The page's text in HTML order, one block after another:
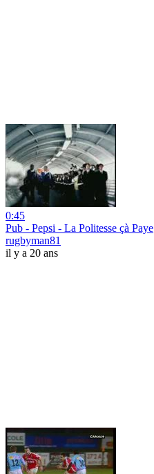
0:45
Pub - Pepsi - La Politesse çà Paye
rugbyman81
il y a 20 ans